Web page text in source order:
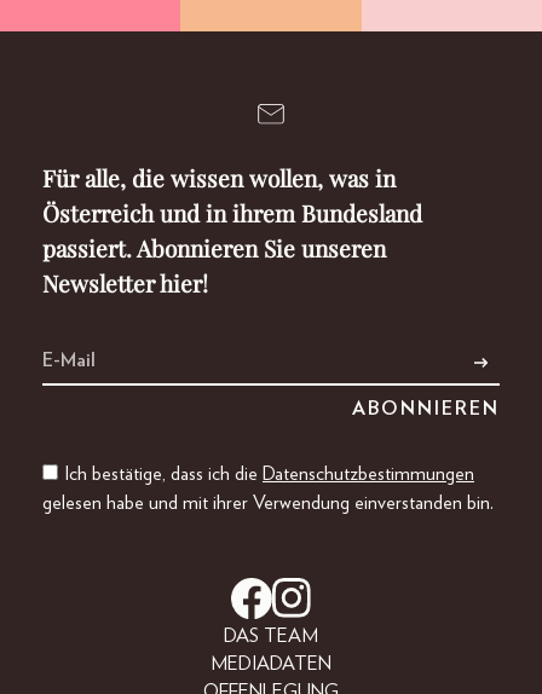
Für alle, die wissen wollen, was in
Österreich und in ihrem Bundesland
passiert. Abonnieren Sie unseren
Newsletter hier!
Ich bestätige, dass ich die Datenschutzbestimmungen
gelesen habe und mit ihrer Verwendung einverstanden bin.
DAS TEAM
MEDIADATEN